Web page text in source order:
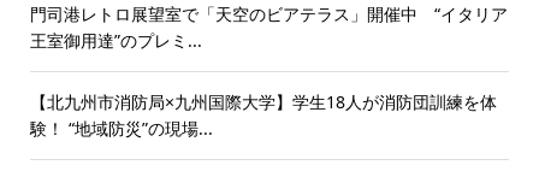
門司港レトロ展望室で「天空のビアテラス」開催中 “イタリア
王室御用達”のプレミ...
【北九州市消防局×九州国際大学】学生18人が消防団訓練を体
験！ “地域防災”の現場...